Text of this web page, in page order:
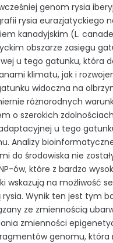
genom rysia
rysia eurazjatyckiego
kanadyjskim (L.
obszarze zasięgu
u tego gatunku, która
klimatu, jak i
widoczna na
różnorodnych
o szerokich
u tego
Analizy
do środowiska nie
ów, które z bardzo
wskazują na możliwość
Wynik ten jest tym
ze zmiennością
zmienności
genomu, która